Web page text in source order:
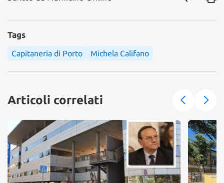
Tags
Capitaneria di Porto Michela Califano
Articoli correlati